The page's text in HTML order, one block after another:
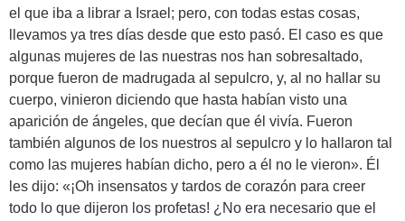
el que iba a librar a Israel; pero, con todas estas cosas,
llevamos ya tres días desde que esto pasó. El caso es que
algunas mujeres de las nuestras nos han sobresaltado,
porque fueron de madrugada al sepulcro, y, al no hallar su
cuerpo, vinieron diciendo que hasta habían visto una
aparición de ángeles, que decían que él vivía. Fueron
también algunos de los nuestros al sepulcro y lo hallaron tal
como las mujeres habían dicho, pero a él no le vieron». Él
les dijo: «¡Oh insensatos y tardos de corazón para creer
todo lo que dijeron los profetas! ¿No era necesario que el